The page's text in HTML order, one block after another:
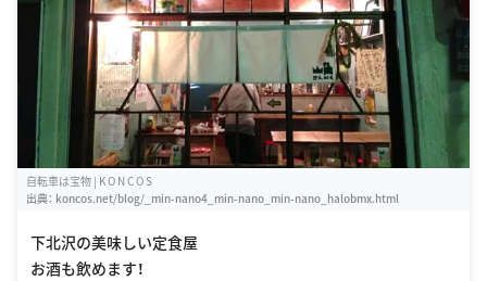
自転車は宝物 | K O N C O S
出典： koncos.net/blog/_min-nano4_min-nano_min-nano_halobmx.html
下北沢の美味しい定食屋
お酒も飲めます！